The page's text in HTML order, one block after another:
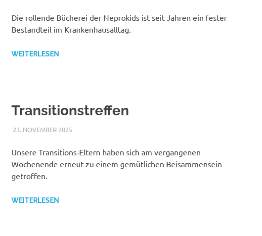
Die rollende Bücherei der Neprokids ist seit Jahren ein fester
Bestandteil im Krankenhausalltag.
WEITERLESEN
Transitionstreffen
23. NOVEMBER 2025NICOLE.BETH
ALLGEMEIN
Unsere Transitions-Eltern haben sich am vergangenen
Wochenende erneut zu einem gemütlichen Beisammensein
getroffen.
WEITERLESEN